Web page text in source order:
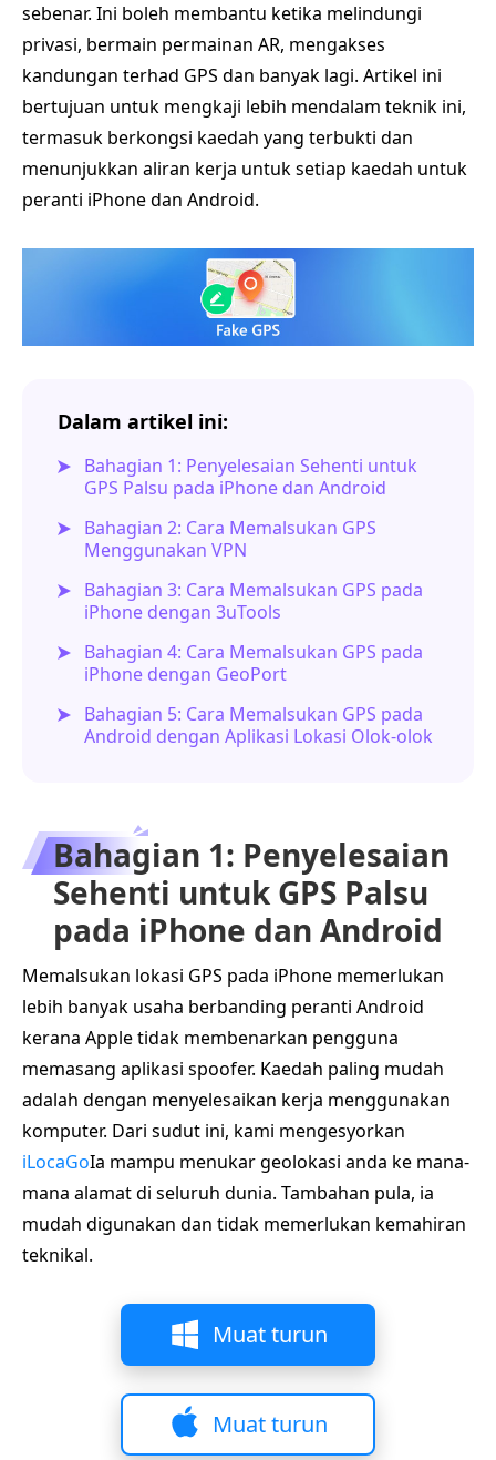
sebenar. Ini boleh membantu ketika melindungi
privasi, bermain permainan AR, mengakses
kandungan terhad GPS dan banyak lagi. Artikel ini
bertujuan untuk mengkaji lebih mendalam teknik ini,
termasuk berkongsi kaedah yang terbukti dan
menunjukkan aliran kerja untuk setiap kaedah untuk
peranti iPhone dan Android.
Dalam artikel ini:
Bahagian 1: Penyelesaian Sehenti untuk
GPS Palsu pada iPhone dan Android
Bahagian 2: Cara Memalsukan GPS
Menggunakan VPN
Bahagian 3: Cara Memalsukan GPS pada
iPhone dengan 3uTools
Bahagian 4: Cara Memalsukan GPS pada
iPhone dengan GeoPort
Bahagian 5: Cara Memalsukan GPS pada
Android dengan Aplikasi Lokasi Olok-olok
Bahagian 1: Penyelesaian
Sehenti untuk GPS Palsu
pada iPhone dan Android
Memalsukan lokasi GPS pada iPhone memerlukan
lebih banyak usaha berbanding peranti Android
kerana Apple tidak membenarkan pengguna
memasang aplikasi spoofer. Kaedah paling mudah
adalah dengan menyelesaikan kerja menggunakan
komputer. Dari sudut ini, kami mengesyorkan
iLocaGoIa mampu menukar geolokasi anda ke mana-
mana alamat di seluruh dunia. Tambahan pula, ia
mudah digunakan dan tidak memerlukan kemahiran
teknikal.
Muat turun
Muat turun